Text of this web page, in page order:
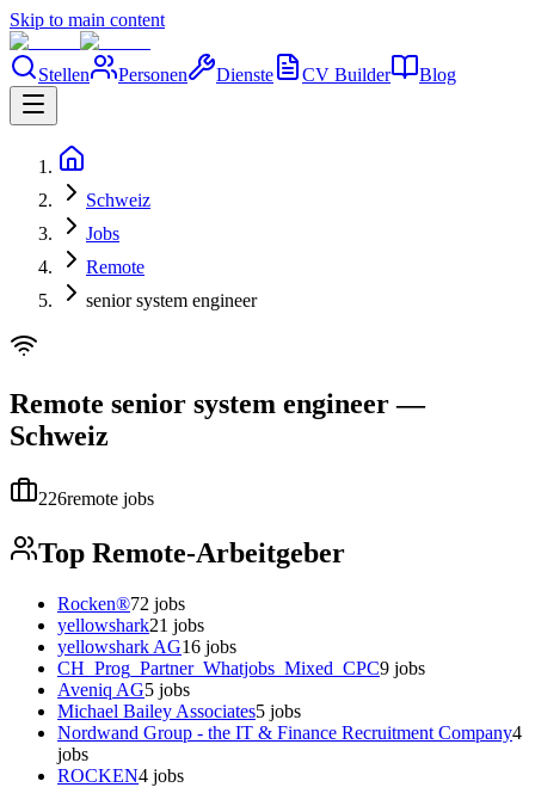
Skip to main content
Stellen Personen Dienste CV Builder Blog
Schweiz
Jobs
Remote
senior system engineer
Remote senior system engineer—
Schweiz
226remote jobs
Top Remote-Arbeitgeber
Rocken®72 jobs
yellowshark21 jobs
yellowshark AG16 jobs
CH_Prog_Partner_Whatjobs_Mixed_CPC9 jobs
Aveniq AG5 jobs
Michael Bailey Associates5 jobs
Nordwand Group - the IT & Finance Recruitment Company4
jobs
ROCKEN4 jobs